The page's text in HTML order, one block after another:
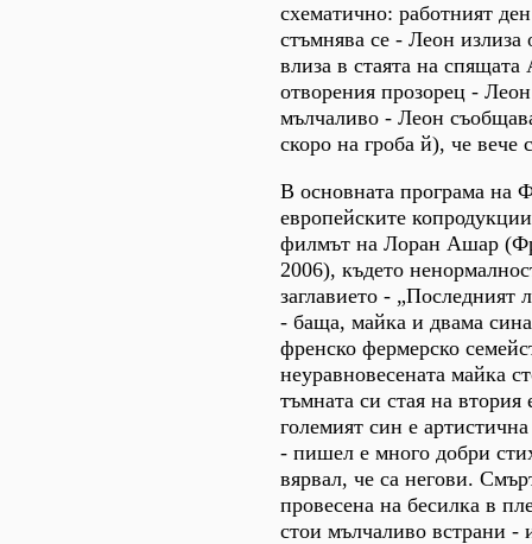
схематично: работният
стъмнява се - Леон
влиза в стаята на спящата
отворения прозорец -
мълчаливо - Леон
скоро на гроба й), че вече
В основната програма на
европейските
филмът на Лоран Ашар
2006), където
заглавието - „Последният
- баща, майка и двама
френско фермерско
неуравновесената майка
тъмната си стая на
големият син е
- пишел е много добри
вярвал, че са негови.
провесена на бесилка в
стои мълчаливо встрани -